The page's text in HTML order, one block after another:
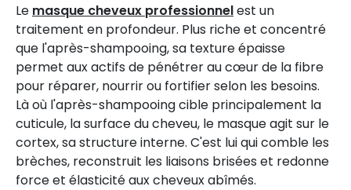
Le masque cheveux professionnelest un
traitement en profondeur. Plus riche et concentré
que l'après-shampooing, sa texture épaisse
permet aux actifs de pénétrer au cœur de la fibre
pour réparer, nourrir ou fortifier selon les besoins.
Là où l'après-shampooing cible principalement la
cuticule, la surface du cheveu, le masque agit sur le
cortex, sa structure interne. C'est lui qui comble les
brèches, reconstruit les liaisons brisées et redonne
force et élasticité aux cheveux abîmés.